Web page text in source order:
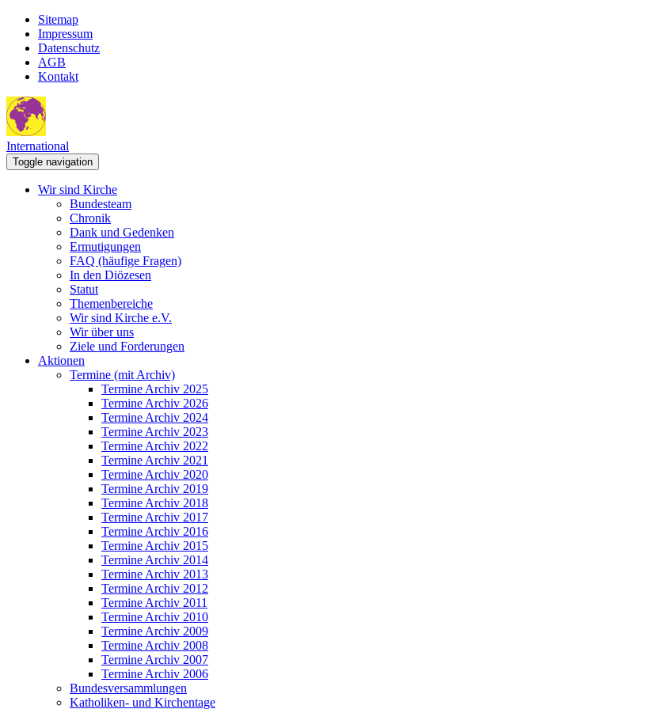
Sitemap
Impressum
Datenschutz
AGB
Kontakt
International
Toggle navigation
Wir sind Kirche
Bundesteam
Chronik
Dank und Gedenken
Ermutigungen
FAQ (häufige Fragen)
In den Diözesen
Statut
Themenbereiche
Wir sind Kirche e.V.
Wir über uns
Ziele und Forderungen
Aktionen
Termine (mit Archiv)
Termine Archiv 2025
Termine Archiv 2026
Termine Archiv 2024
Termine Archiv 2023
Termine Archiv 2022
Termine Archiv 2021
Termine Archiv 2020
Termine Archiv 2019
Termine Archiv 2018
Termine Archiv 2017
Termine Archiv 2016
Termine Archiv 2015
Termine Archiv 2014
Termine Archiv 2013
Termine Archiv 2012
Termine Archiv 2011
Termine Archiv 2010
Termine Archiv 2009
Termine Archiv 2008
Termine Archiv 2007
Termine Archiv 2006
Bundesversammlungen
Katholiken- und Kirchentage